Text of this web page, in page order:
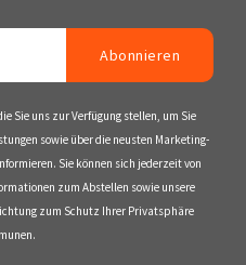
Sie uns zur Verfügung stellen, um Sie
sowie über die neusten Marketing-
Sie können sich jederzeit von
zum Abstellen sowie unsere
zum Schutz Ihrer Privatsphäre